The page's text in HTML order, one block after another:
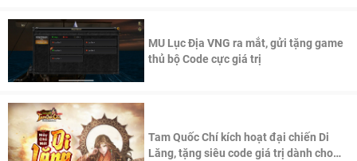
MU Lục Địa VNG ra mắt, gửi tặng game
thủ bộ Code cực giá trị
Tam Quốc Chí kích hoạt đại chiến Di
Lăng, tặng siêu code giá trị dành cho